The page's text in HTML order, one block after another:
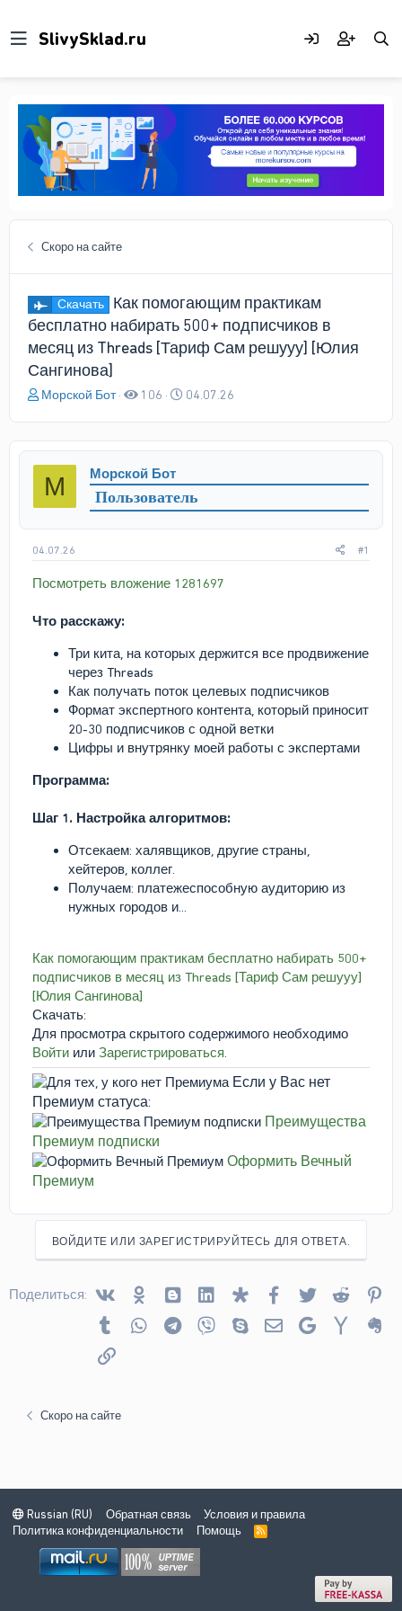
Скоро на сайте
Скачать
Как помогающим практикам
бесплатно набирать 500+ подписчиков в
месяц из Threads [Тариф Сам решууу] [Юлия
Сангинова]
А
о
р
е
ы
Морской Бот 106
Д
а
ч
а
л
04.07.26
М Морской Бот
Пользователь
04.07.26 #1
Посмотреть вложение 1281697
Что расскажу:
Три кита, на которых держится все продвижение
через Threads
Как получать поток целевых подписчиков
Формат экспертного контента, который приносит
20-30 подписчиков с одной ветки
Цифры и внутрянку моей работы с экспертами
Программа:
Шаг 1. Настройка алгоритмов:
Отсекаем: халявщиков, другие страны,
хейтеров, коллег.
Получаем: платежеспособную аудиторию из
нужных городов и...
Как помогающим практикам бесплатно набирать 500+
подписчиков в месяц из Threads [Тариф Сам решууу]
[Юлия Сангинова]
Скачать:
Для просмотра скрытого содержимого необходимо
Войти или Зарегистрироваться
Если у Вас нет
Премиум статуса:
Преимущества
Премиум подписки
Оформить Вечный
Премиум
ВОЙДИТЕ ИЛИ ЗАРЕГИСТРИРУЙТЕСЬ ДЛЯ ОТВЕТА.
Поделиться: VkontakteOdnoklassniki
Blogger Linked InDiasporaFacebook
TwitterReddit
Tumblr WhatsAppTelegram
Viber SkypeЭлектронная почта
Google Yahoo
Ссылка
Скоро на сайте
Russian (RU) Обратная связь
Условия и правила
Политика конфиденциальности
Помощь
R
S